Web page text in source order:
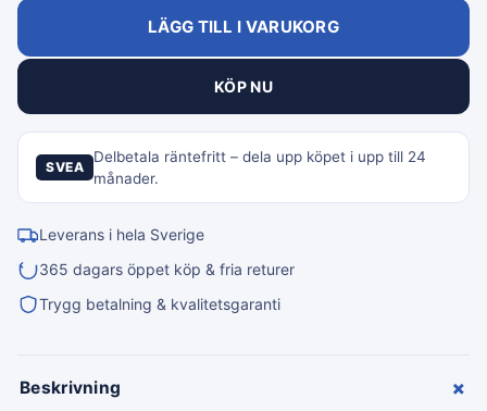
LÄGG TILL I VARUKORG
KÖP NU
SVEA
Delbetala räntefritt – dela upp köpet i upp till 24
månader.
Leverans i hela Sverige
365 dagars öppet köp & fria returer
Trygg betalning & kvalitetsgaranti
Beskrivning +